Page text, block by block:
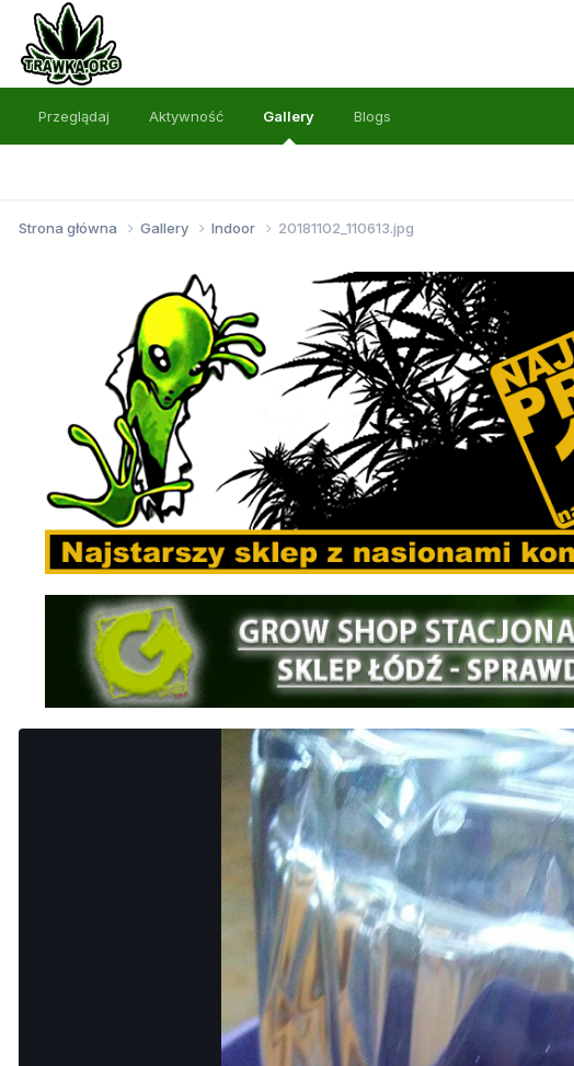
Przeglądaj Aktywność Gallery Blogs
Strona główna Gallery Indoor 20181102_110613.jpg